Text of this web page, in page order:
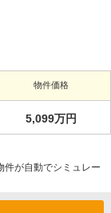
物件価格
5,099万円
件が自動でシミュレー